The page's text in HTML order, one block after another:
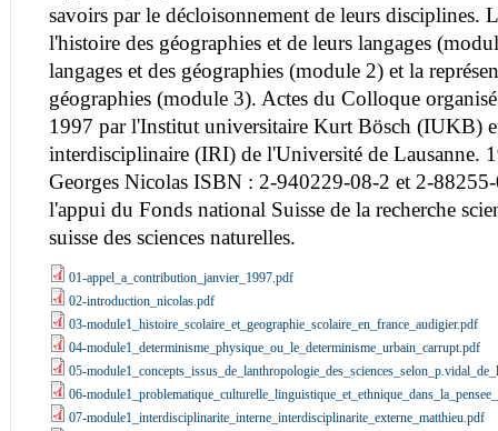
savoirs par le décloisonnement de leurs disciplines.
l'histoire des géographies et de leurs langages
langages et des géographies (module 2) et la
géographies (module 3). Actes du Colloque
1997 par l'Institut universitaire Kurt Bösch (IUKB)
interdisciplinaire (IRI) de l'Université de Lausanne.
Georges Nicolas ISBN : 2-940229-08-2 et 2-
l'appui du Fonds national Suisse de la recherche
suisse des sciences naturelles.
01-appel_a_contribution_janvier_1997.pdf
02-introduction_nicolas.pdf
03-module1_histoire_scolaire_et_geographie_scolaire_en_france_audigier.pdf
04-module1_determinisme_physique_ou_le_determinisme_urbain_carrupt.pdf
05-
06-
07-module1_interdisciplinarite_interne_interdisciplinarite_externe_matthieu.pdf